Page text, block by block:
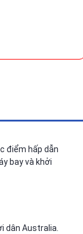
điểm hấp dẫn
bay và khởi
dân Australia.